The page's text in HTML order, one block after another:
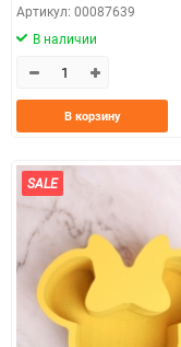
Артикул: 00087639
В наличии
В корзину
SALE